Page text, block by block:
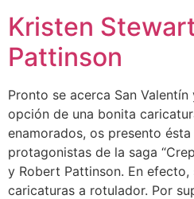
Kristen
Pattinson
Pronto se acerca San
opción de una bonita
enamorados, os presento
protagonistas de la saga
y Robert Pattinson. En
caricaturas a rotulador. Por